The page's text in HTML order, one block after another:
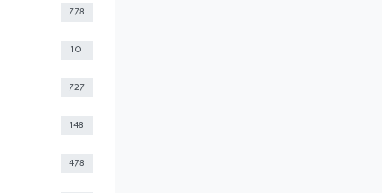
778
10
727
148
478